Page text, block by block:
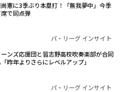
憲に3季ぶり本塁打！「無我夢中」今季
で同点弾
パ・リーグ インサイト
ンズ応援団と習志野高校吹奏楽部が合同
昨年よりさらにレベルアップ」
パ・リーグ インサイト